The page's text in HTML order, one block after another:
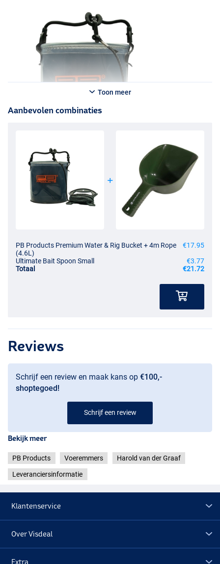
Toon meer
Aanbevolen combinaties
PB Products Premium Water & Rig Bucket + 4m Rope
(4.6L)
€17.95
Ultimate Bait Spoon Small
€3.77
Totaal
€21.72
Reviews
Schrijf een review en maak kans op €100,-
shoptegoed!
Schrijf een review
Bekijk meer
PB Products Voeremmers Harold van der Graaf
Leveranciersinformatie
Klantenservice
Over Visdeal
Extra